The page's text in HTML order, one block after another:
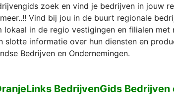
zoek en vind je bedrijven in jouw
Vind bij jou in de buurt regionale
lokaal in de regio vestigingen en filialen
slotte informatie over hun diensten en
Bedrijven en Ondernemingen.
BedrijvenGids